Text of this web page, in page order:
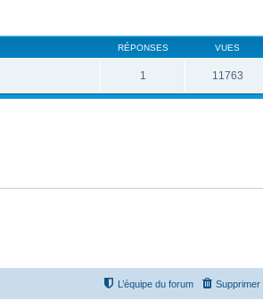
RÉPONSES VUES
1 11763
L’équipe du forum